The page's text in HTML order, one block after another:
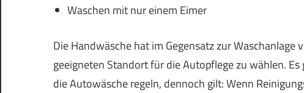
Waschen mit nur einem Eimer
Die Handwäsche hat im Gegensatz zur
geeigneten Standort für die Autopflege zu wählen.
die Autowäsche regeln, dennoch gilt: Wenn